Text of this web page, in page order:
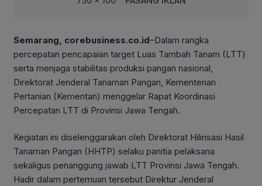
Semarang, corebusiness.co.id–Dalam rangka
percepatan pencapaian target Luas Tambah Tanam (LTT)
serta menjaga stabilitas produksi pangan nasional,
Direktorat Jenderal Tanaman Pangan, Kementerian
Pertanian (Kementan) menggelar Rapat Koordinasi
Percepatan LTT di Provinsi Jawa Tengah.
Kegiatan ini diselenggarakan oleh Direktorat Hilirisasi Hasil
Tanaman Pangan (HHTP) selaku panitia pelaksana
sekaligus penanggung jawab LTT Provinsi Jawa Tengah.
Hadir dalam pertemuan tersebut Direktur Jenderal